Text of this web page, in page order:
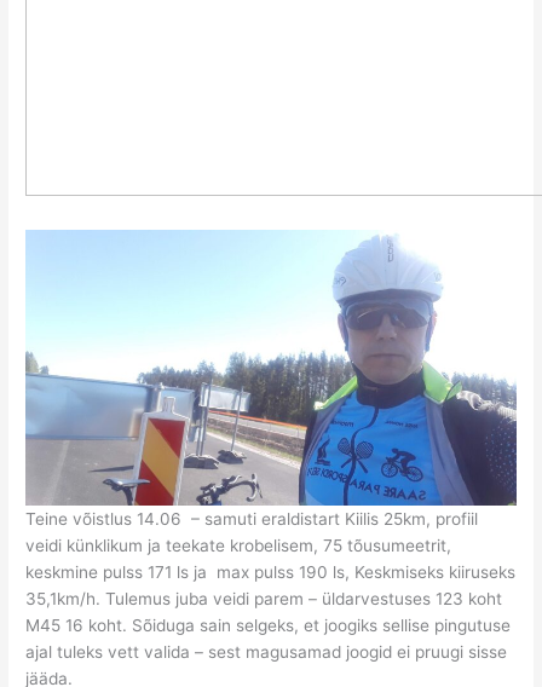
Teine võistlus 14.06 – samuti eraldistart Kiilis 25km, profiil
veidi künklikum ja teekate krobelisem, 75 tõusumeetrit,
keskmine pulss 171 ls ja max pulss 190 ls, Keskmiseks kiiruseks
35,1km/h. Tulemus juba veidi parem – üldarvestuses 123 koht
M45 16 koht. Sõiduga sain selgeks, et joogiks sellise pingutuse
ajal tuleks vett valida – sest magusamad joogid ei pruugi sisse
jääda.